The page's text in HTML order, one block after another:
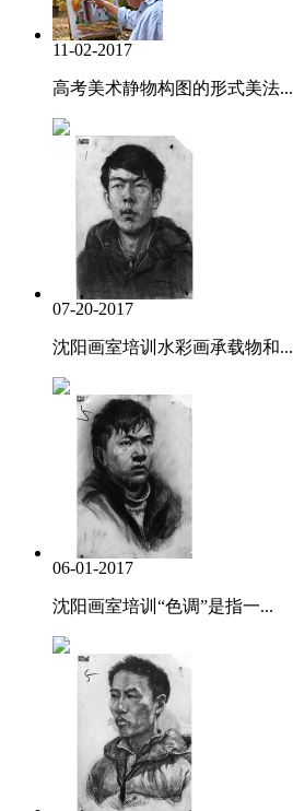
11-02-2017
高考美术静物构图的形式美法...
07-20-2017
沈阳画室培训水彩画承载物和...
06-01-2017
沈阳画室培训“色调”是指一...